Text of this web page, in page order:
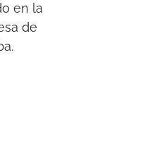
en la
de